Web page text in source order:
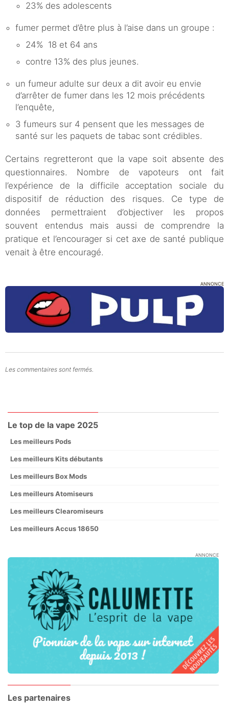
23% des adolescents
fumer permet d’être plus à l’aise dans un groupe :
24% 18 et 64 ans
contre 13% des plus jeunes.
un fumeur adulte sur deux a dit avoir eu envie
d’arrêter de fumer dans les 12 mois précédents
l’enquête,
3 fumeurs sur 4 pensent que les messages de
santé sur les paquets de tabac sont crédibles.
Certains regretteront que la vape soit absente des
questionnaires. Nombre de vapoteurs ont fait
l’expérience de la difficile acceptation sociale du
dispositif de réduction des risques. Ce type de
données permettraient d’objectiver les propos
souvent entendus mais aussi de comprendre la
pratique et l’encourager si cet axe de santé publique
venait à être encouragé.
ANNONCE
Les commentaires sont fermés.
Le top de la vape 2025
Les meilleurs Pods
Les meilleurs Kits débutants
Les meilleurs Box Mods
Les meilleurs Atomiseurs
Les meilleurs Clearomiseurs
Les meilleurs Accus 18650
ANNONCE
Les partenaires